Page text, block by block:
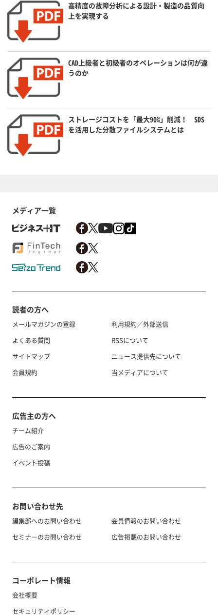
高精度の故障分析による設計・製造の品質向
上を実現する
CAD上級者と初級者のオペレーションは何が違
うのか
ストレージコストを「最大90%」削減！ SDS
を活用した分散ファイルシステムとは
メディア一覧
読者の方へ
メールマガジンの登録
よくある質問
サイトマップ
会員規約
利用規約／外部送信
RSSについて
ニュース提供先について
当メディアについて
広告主の方へ
チーム紹介
広告のご案内
イベント投稿
お問い合わせ先
編集部へのお問い合わせ
セミナーのお問い合わせ
会員情報のお問い合わせ
広告掲載のお問い合わせ
コーポレート情報
会社概要
セキュリティポリシー